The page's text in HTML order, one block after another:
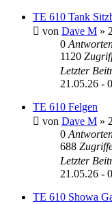
TE 610 Tank
von Dave M »
0
1120
Letzter
21.05.26 -
TE 610 Felgen
von Dave M »
0
688
Letzter
21.05.26 -
TE 610 Showa